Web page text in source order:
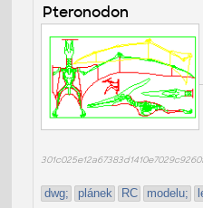
Pteronodon
dwg; plánek RC modelu;